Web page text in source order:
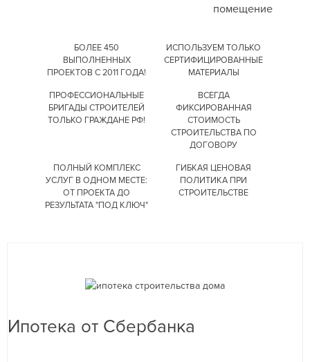
помещение
БОЛЕЕ 450
ВЫПОЛНЕННЫХ
ПРОЕКТОВ С 2011 ГОДА!
ИСПОЛЬЗУЕМ ТОЛЬКО
СЕРТИФИЦИРОВАННЫЕ
МАТЕРИАЛЫ
ПРОФЕССИОНАЛЬНЫЕ
БРИГАДЫ СТРОИТЕЛЕЙ
ТОЛЬКО ГРАЖДАНЕ РФ!
ВСЕГДА
ФИКСИРОВАННАЯ
СТОИМОСТЬ
СТРОИТЕЛЬСТВАПО
ДОГОВОРУ
ПОЛНЫЙ КОМПЛЕКС
УСЛУГ В ОДНОМ МЕСТЕ:
ОТ ПРОЕКТАДО
РЕЗУЛЬТАТА "ПОД КЛЮЧ"
ГИБКАЯ ЦЕНОВАЯ
ПОЛИТИКА ПРИ
СТРОИТЕЛЬСТВЕ
Ипотека от Сбербанка